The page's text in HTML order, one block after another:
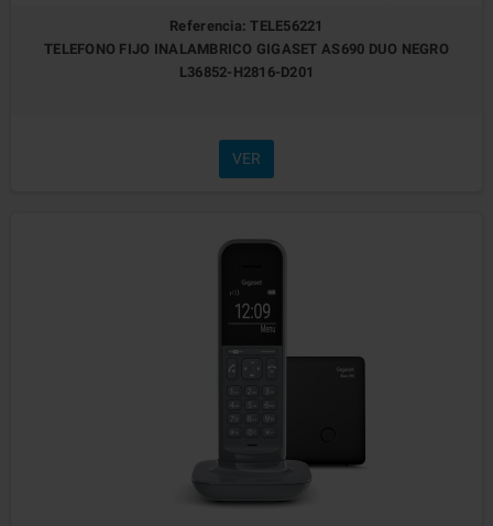
Referencia: TELE56221
TELEFONO FIJO INALAMBRICO GIGASET AS690 DUO NEGRO
L36852-H2816-D201
VER